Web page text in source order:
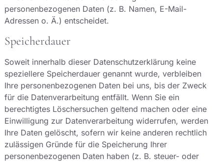
personenbezogenen Daten (z. B. Namen, E-Mail-
Adressen o. Ä.) entscheidet.
Speicherdauer
Soweit innerhalb dieser Datenschutzerklärung keine
speziellere Speicherdauer genannt wurde, verbleiben
Ihre personenbezogenen Daten bei uns, bis der Zweck
für die Datenverarbeitung entfällt. Wenn Sie ein
berechtigtes Löschersuchen geltend machen oder eine
Einwilligung zur Datenverarbeitung widerrufen, werden
Ihre Daten gelöscht, sofern wir keine anderen rechtlich
zulässigen Gründe für die Speicherung Ihrer
personenbezogenen Daten haben (z. B. steuer- oder